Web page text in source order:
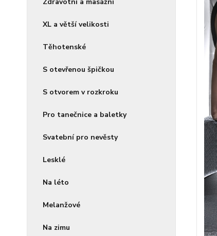
XL a větší velikosti
Těhotenské
S otevřenou špičkou
S otvorem v rozkroku
Pro tanečnice a baletky
Svatební pro nevěsty
Lesklé
Na léto
Melanžové
Na zimu